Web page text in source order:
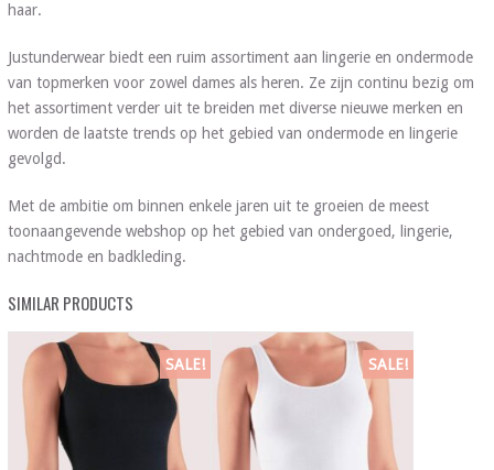
haar.
Justunderwear biedt een ruim assortiment aan lingerie en ondermode
van topmerken voor zowel dames als heren. Ze zijn continu bezig om
het assortiment verder uit te breiden met diverse nieuwe merken en
worden de laatste trends op het gebied van ondermode en lingerie
gevolgd.
Met de ambitie om binnen enkele jaren uit te groeien de meest
toonaangevende webshop op het gebied van ondergoed, lingerie,
nachtmode en badkleding.
SIMILAR PRODUCTS
SALE! SALE!